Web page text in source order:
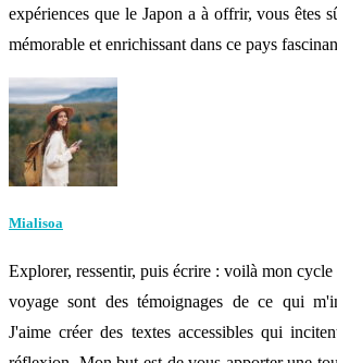
expériences que le Japon a à offrir, vous êtes
mémorable et enrichissant dans ce pays
Mialisoa
Explorer, ressentir, puis écrire : voilà mon
voyage sont des témoignages de ce qui
J'aime créer des textes accessibles qui